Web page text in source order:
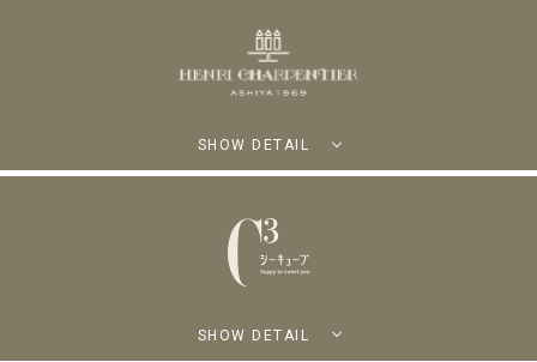
SHOW DETAIL
SHOW DETAIL